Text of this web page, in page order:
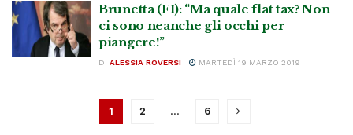
Brunetta (FI): “Ma quale flat tax? Non
ci sono neanche gli occhi per
piangere!”
DI ALESSIA ROVERSI MARTEDÌ 19 MARZO 2019
1 2 … 6